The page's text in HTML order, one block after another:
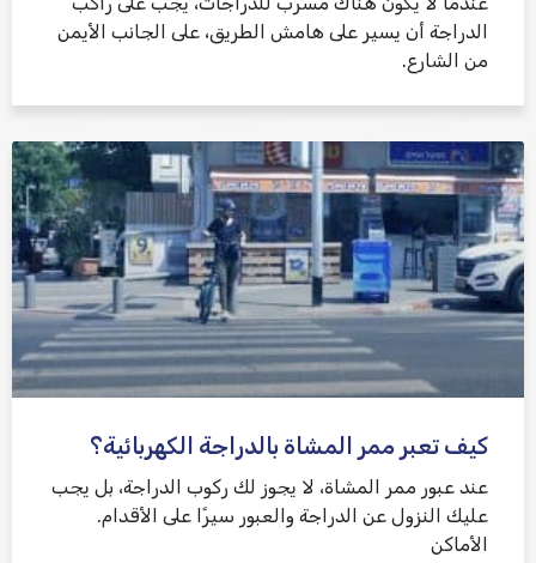
الدراجة أن يسير على هامش الطريق، على الجانب الأيمن
من الشارع.
كيف تعبر ممر المشاة بالدراجة الكهربائية؟
عند عبور ممر المشاة، لا يجوز لك ركوب الدراجة، بل يجب
عليك النزول عن الدراجة والعبور سيرًا على الأقدام.
الأماكن